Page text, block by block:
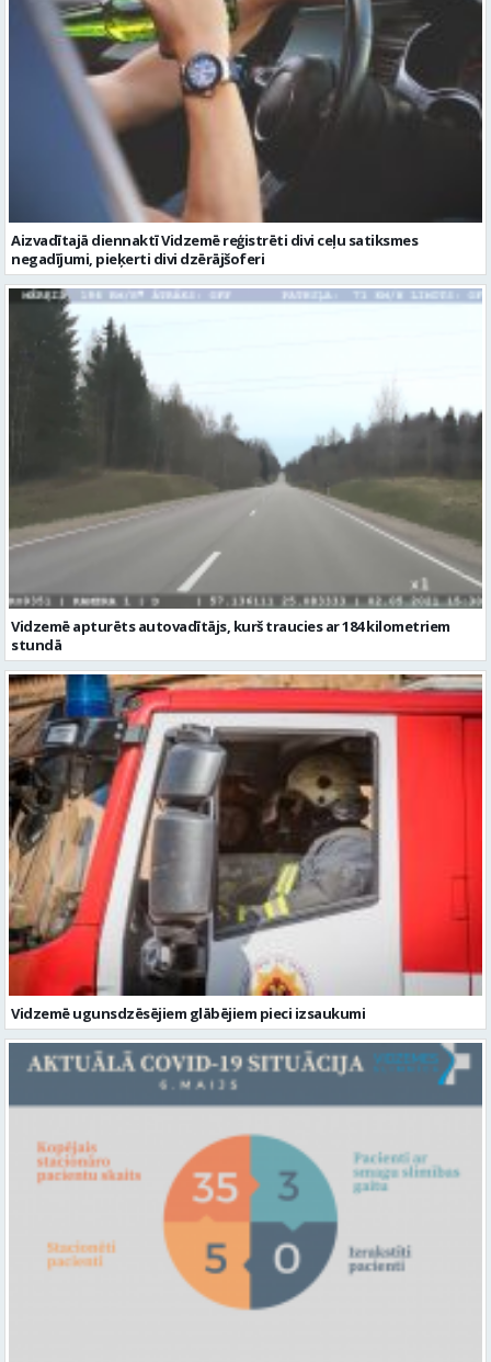
Aizvadītajā diennaktī Vidzemē reģistrēti divi ceļu satiksmes
negadījumi, pieķerti divi dzērājšoferi
Vidzemē apturēts autovadītājs, kurš traucies ar 184 kilometriem
stundā
Vidzemē ugunsdzēsējiem glābējiem pieci izsaukumi